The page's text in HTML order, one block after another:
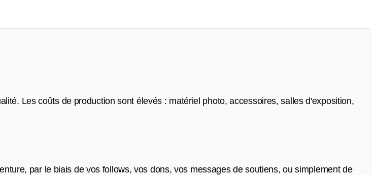
Les coûts de production sont élevés : matériel photo, accessoires, salles d'exposition,
par le biais de vos follows, vos dons, vos messages de soutiens, ou simplement de